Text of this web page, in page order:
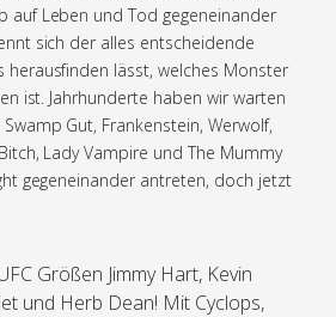
auf Leben und Tod gegeneinander
sich der alles entscheidende
herausfinden lässt, welches Monster
ist. Jahrhunderte haben wir warten
Gut, Frankenstein, Werwolf,
Lady Vampire und The Mummy
gegeneinander antreten, doch jetzt
Größen Jimmy Hart, Kevin
und Herb Dean! Mit Cyclops,